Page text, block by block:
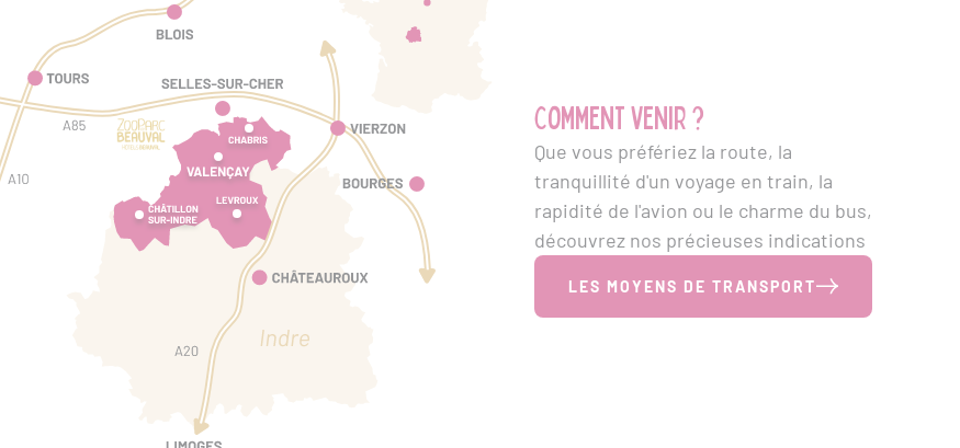
Comment venir ?
Que vous préfériez la route, la
tranquillité d'un voyage en train, la
rapidité de l'avion ou le charme du bus,
découvrez nos précieuses indications
LES MOYENS DE TRANSPORT